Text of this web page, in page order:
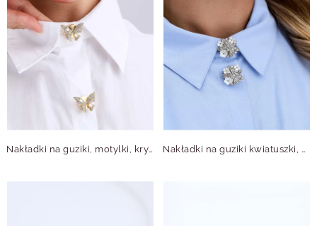
Nakładki na guziki, motylki, kryształki B913912Z00 Nakładki na guziki kwiatuszki, motylki B913874M00